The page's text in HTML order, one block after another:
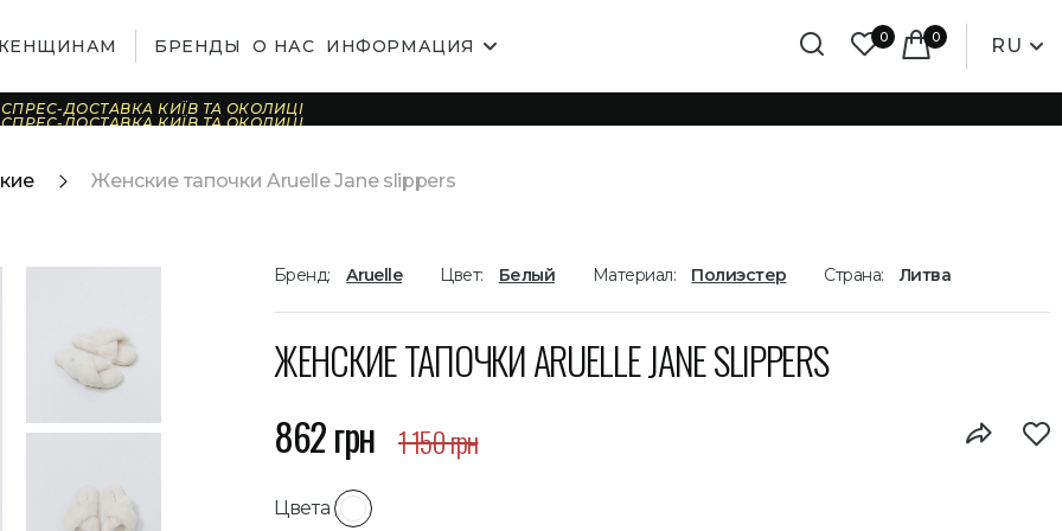
БРЕНДЫ О НАС ИНФОРМАЦИЯ 0 0 RU
ДОСТАВКА КИЇВ ТА ОКОЛИЦІ
ДОСТАВКА КИЇВ ТА ОКОЛИЦІ
ДОСТАВКА КИЇВ ТА ОКОЛИЦІ
ДОСТАВКА КИЇВ ТА ОКОЛИЦІ
ДОСТАВКА КИЇВ ТА ОКОЛИЦІ
ДОСТАВКА КИЇВ ТА ОКОЛИЦІ
ДОСТАВКА КИЇВ ТА ОКОЛИЦІ
Женские тапочки Aruelle Jane slippers
Бренд: Aruelle Цвет: Белый Материал: Полиэстер Страна: Литва
ЖЕНСКИЕ ТАПОЧКИ ARUELLE JANE SLIPPERS
862 грн 1 150 грн
Цвета